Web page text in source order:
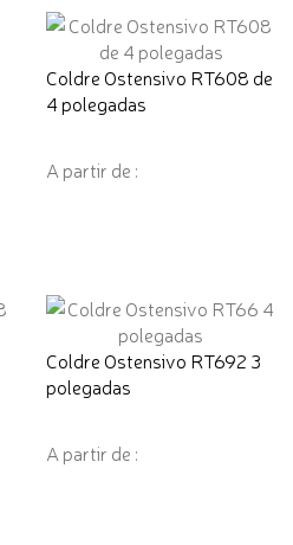
Coldre Ostensivo RT608 de
4 polegadas
A partir de :
Coldre Ostensivo RT692 3
polegadas
A partir de :